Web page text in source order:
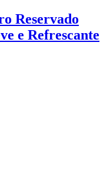
Reservado
e Refrescante